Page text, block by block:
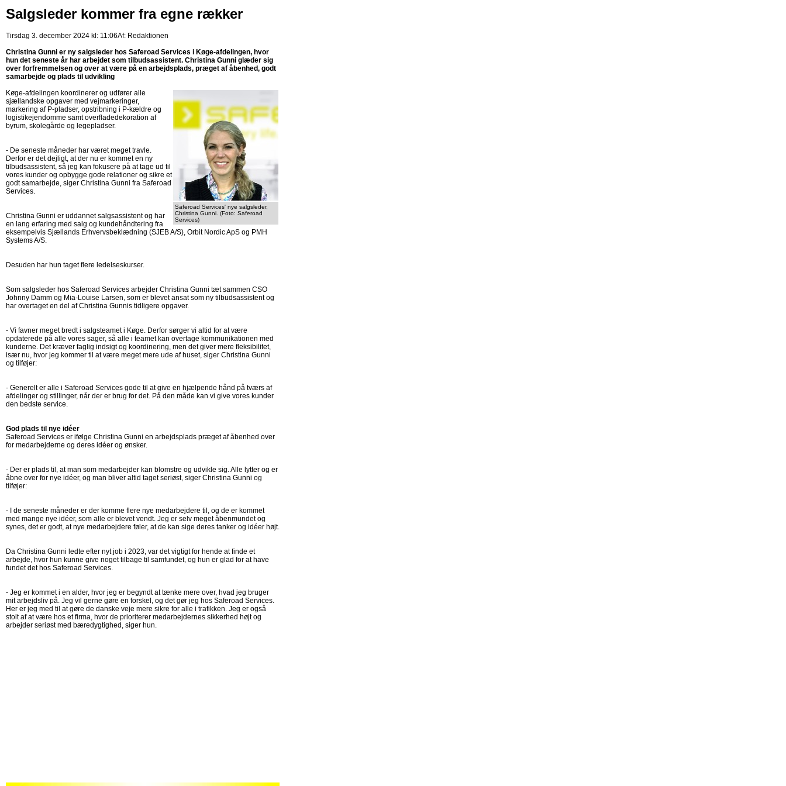
Salgsleder kommer fra egne rækker
Tirsdag 3. december 2024 kl: 11:06Af: Redaktionen
Christina Gunni er ny salgsleder hos Saferoad Services i Køge-afdelingen, hvor
hun det seneste år har arbejdet som tilbudsassistent. Christina Gunni glæder sig
over forfremmelsen og over at være på en arbejdsplads, præget af åbenhed, godt
samarbejde og plads til udvikling
Saferoad Services' nye salgsleder,
Christina Gunni. (Foto: Saferoad
Services)
Køge-afdelingen koordinerer og udfører alle
sjællandske opgaver med vejmarkeringer,
markering af P-pladser, opstribning i P-kældre og
logistikejendomme samt overfladedekoration af
byrum, skolegårde og legepladser.
- De seneste måneder har været meget travle.
Derfor er det dejligt, at der nu er kommet en ny
tilbudsassistent, så jeg kan fokusere på at tage ud til
vores kunder og opbygge gode relationer og sikre et
godt samarbejde, siger Christina Gunni fra Saferoad
Services.
Christina Gunni er uddannet salgsassistent og har
en lang erfaring med salg og kundehåndtering fra
eksempelvis Sjællands Erhvervsbeklædning (SJEB A/S), Orbit Nordic ApS og PMH
Systems A/S.
Desuden har hun taget flere ledelseskurser.
Som salgsleder hos Saferoad Services arbejder Christina Gunni tæt sammen CSO
Johnny Damm og Mia-Louise Larsen, som er blevet ansat som ny tilbudsassistent og
har overtaget en del af Christina Gunnis tidligere opgaver.
- Vi favner meget bredt i salgsteamet i Køge. Derfor sørger vi altid for at være
opdaterede på alle vores sager, så alle i teamet kan overtage kommunikationen med
kunderne. Det kræver faglig indsigt og koordinering, men det giver mere fleksibilitet,
især nu, hvor jeg kommer til at være meget mere ude af huset, siger Christina Gunni
og tilføjer:
- Generelt er alle i Saferoad Services gode til at give en hjælpende hånd på tværs af
afdelinger og stillinger, når der er brug for det. På den måde kan vi give vores kunder
den bedste service.
God plads til nye idéer
Saferoad Services er ifølge Christina Gunni en arbejdsplads præget af åbenhed over
for medarbejderne og deres idéer og ønsker.
- Der er plads til, at man som medarbejder kan blomstre og udvikle sig. Alle lytter og er
åbne over for nye idéer, og man bliver altid taget seriøst, siger Christina Gunni og
tilføjer:
- I de seneste måneder er der komme flere nye medarbejdere til, og de er kommet
med mange nye idéer, som alle er blevet vendt. Jeg er selv meget åbenmundet og
synes, det er godt, at nye medarbejdere føler, at de kan sige deres tanker og idéer højt.
Da Christina Gunni ledte efter nyt job i 2023, var det vigtigt for hende at finde et
arbejde, hvor hun kunne give noget tilbage til samfundet, og hun er glad for at have
fundet det hos Saferoad Services.
- Jeg er kommet i en alder, hvor jeg er begyndt at tænke mere over, hvad jeg bruger
mit arbejdsliv på. Jeg vil gerne gøre en forskel, og det gør jeg hos Saferoad Services.
Her er jeg med til at gøre de danske veje mere sikre for alle i trafikken. Jeg er også
stolt af at være hos et firma, hvor de prioriterer medarbejdernes sikkerhed højt og
arbejder seriøst med bæredygtighed, siger hun.